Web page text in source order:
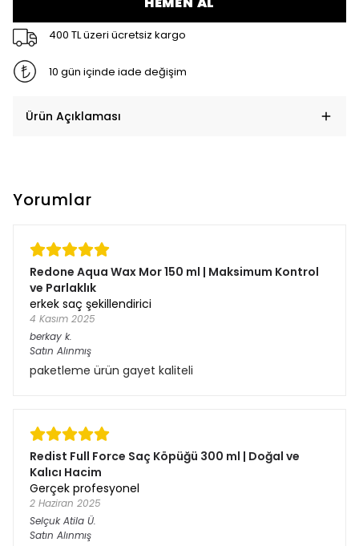
400 TL üzeri ücretsiz kargo
10 gün içinde iade değişim
Ürün Açıklaması
Yorumlar
Redone Aqua Wax Mor 150 ml | Maksimum Kontrol
ve Parlaklık
erkek saç şekillendirici
4 Kasım 2025
berkay k.
Satın Alınmış
paketleme ürün gayet kaliteli
Redist Full Force Saç Köpüğü 300 ml | Doğal ve
Kalıcı Hacim
Gerçek profesyonel
2 Haziran 2025
Selçuk Atila Ü.
Satın Alınmış